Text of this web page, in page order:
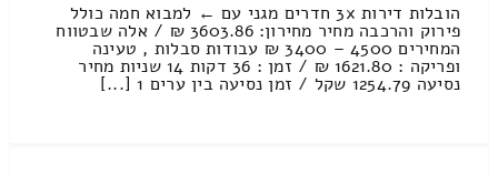
הובלות דירות 3x חדרים מגני עם ← למבוא חמה כולל
פירוק והרכבה מחיר מחירון: 3603.86 ₪ / אלה שבטווח
המחירים 4500 – 3400 ₪ עבודות סבלות , טעינה
ופריקה : 1621.80 ₪ / זמן : 36 דקות 14 שניות מחיר
נסיעה 1254.79 שקל / זמן נסיעה בין ערים 1 [...]